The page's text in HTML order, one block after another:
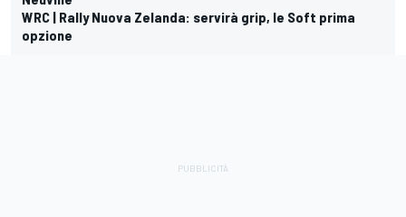
WRC | Rally Nuova Zelanda: servirà grip, le Soft prima
opzione